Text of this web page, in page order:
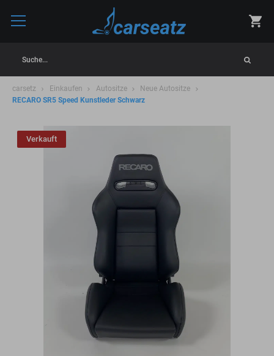
Suche...
carsetz Einkaufen Autositze
Neue Autositze
RECARO SR5 Speed Kunstleder Schwarz
Verkauft